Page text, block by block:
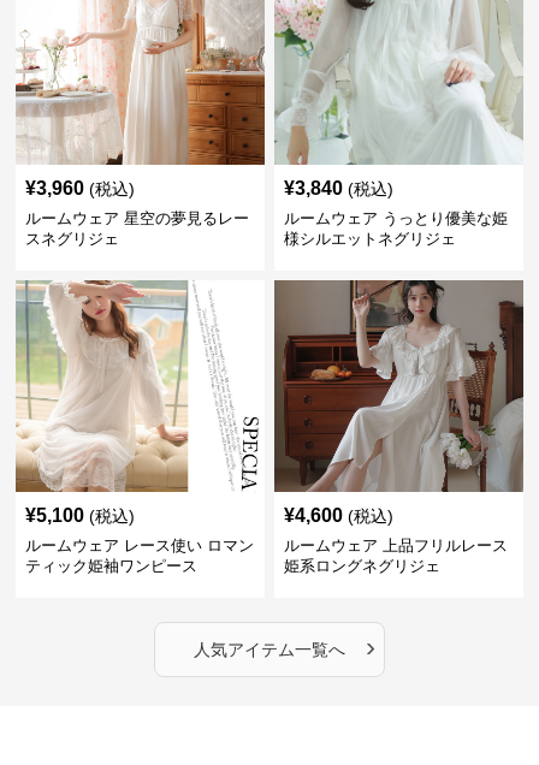
¥3,960 (税込)
ルームウェア 星空の夢見るレー
スネグリジェ
¥3,840 (税込)
ルームウェア うっとり優美な姫
様シルエットネグリジェ
¥5,100 (税込)
ルームウェア レース使い ロマン
ティック姫袖ワンピース
¥4,600 (税込)
ルームウェア 上品フリルレース
姫系ロングネグリジェ
人気アイテム一覧へ ›